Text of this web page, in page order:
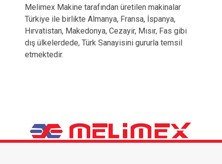
Melimex Makine tarafından üretilen makinalar
Türkiye ile birlikte Almanya, Fransa, İspanya,
Hırvatistan, Makedonya, Cezayir, Mısır, Fas gibi
dış ülkelerdede, Türk Sanayisini gururla temsil
etmektedir.